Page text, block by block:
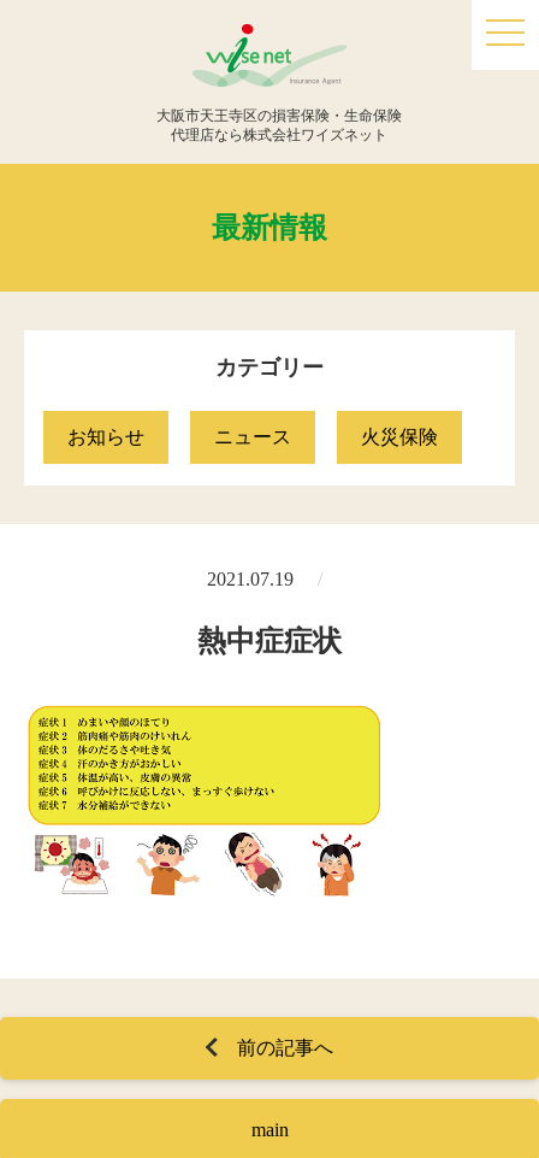
大阪市天王寺区の損害保険・生命保険
代理店なら株式会社ワイズネット
最新情報
カテゴリー
お知らせ ニュース 火災保険
2021.07.19
熱中症症状
前の記事へ
main